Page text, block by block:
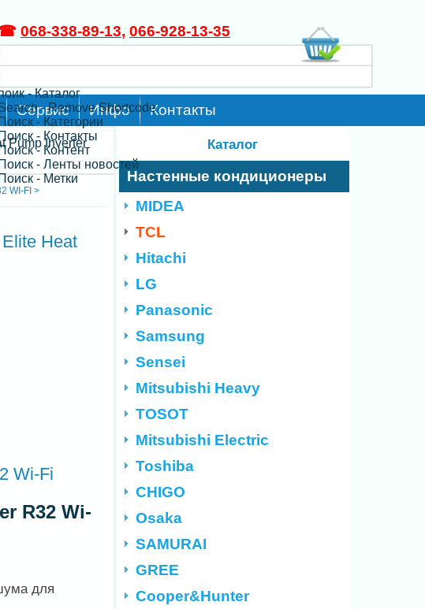
- Каталог
- Remove Shortcode
Поиск - Категории
Поиск - Контакты
- Контент
Поиск - Ленты новостей
- Метки
068-338-89-13, 066-928-13-35
Сервис Инфо Контакты
Pump Inverter
WI-FI >
Heat
Wi-Fi
R32 Wi-
для
Каталог
Настенные кондиционеры
MIDEA
TCL
Hitachi
LG
Panasonic
Samsung
Sensei
Mitsubishi Heavy
TOSOT
Mitsubishi Electric
Toshiba
CHIGO
Osaka
SAMURAI
GREE
Cooper&Hunter